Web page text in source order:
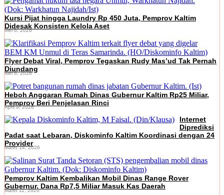
Kursi Pijat hingga Laundry Rp 450 Juta, Pemprov Kaltim
Didesak Konsisten Kelola Aset
Mei 6, 2026
Flyer Debat Viral, Pemprov Tegaskan Rudy Mas’ud Tak Pernah
Diundang
Mei 6, 2026
Heboh Anggaran Rumah Dinas Gubernur Kaltim Rp25 Miliar,
Pemprov Beri Penjelasan Rinci
April 9, 2026
Internet
Diprediksi
Padat saat Lebaran, Diskominfo Kaltim Koordinasi dengan 24
Provider
Maret 14, 2026
Pemprov Kaltim Kembalikan Mobil Dinas Range Rover
Gubernur, Dana Rp7,5 Miliar Masuk Kas Daerah
Maret 11, 2026